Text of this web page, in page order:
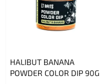
HALIBUT BANANA
POWDER COLOR DIP 90G